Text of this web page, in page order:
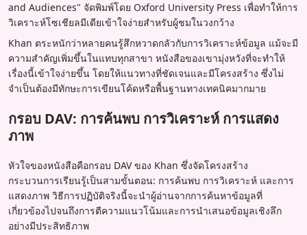
and Audiences" จัดพิมพ์โดย Oxford University Press เพื่อทำให้การ
วิเคราะห์โซเชียลมีเดียเข้าใจง่ายสำหรับผู้ชมในวงกว้าง
Khan ตระหนักว่าหลายคนรู้สึกหวาดกลัวกับการวิเคราะห์ข้อมูล แม้จะมี
ความสำคัญเพิ่มขึ้นในแทบทุกสาขา หนังสือของเขามุ่งหวังที่จะทำให้
เรื่องนี้เข้าใจง่ายขึ้น โดยให้แนวทางที่ชัดเจนและมีโครงสร้าง ซึ่งไม่
จำเป็นต้องมีทักษะการเขียนโค้ดหรือพื้นฐานทางเทคนิคมากมาย
กรอบ DAV: การค้นพบ การวิเคราะห์ การแสดง
ภาพ
หัวใจของหนังสือคือกรอบ DAV ของ Khan ซึ่งจัดโครงสร้าง
กระบวนการเรียนรู้เป็นสามขั้นตอน: การค้นพบ การวิเคราะห์ และการ
แสดงภาพ วิธีการปฏิบัติจริงนี้จะนำผู้อ่านจากการค้นหาข้อมูลที่
เกี่ยวข้องไปจนถึงการตีความแนวโน้มและการนำเสนอข้อมูลเชิงลึก
อย่างมีประสิทธิภาพ